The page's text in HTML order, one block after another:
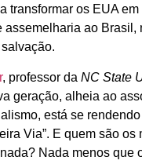
transformar os EUA
assemelharia ao Brasil,
, professor da NC State
geração, alheia ao
está se
Via”. E quem são os
Nada menos que